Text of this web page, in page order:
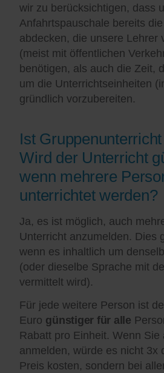
wir zu berücksichtigen, dass
Anfahrtspauschale bereits
abdecken, die unsere Lehrer
(meist mit öffentlichen
benötigen, als auch die Zeit,
um die Unterrichtseinheiten
gründlich vorzubereiten.
Ist
Wird der Unterricht
wenn mehrere
unterrichtet werden?
Ja, es ist möglich, auch
Unterricht anzumelden. Dies
wenn es inhaltlich um
(oder dieselbe Sprache mit
vermittelt wird).
Für jede weitere Person ist
Euro günstiger für alle
Rabatt pro Einheit. Wenn
anmelden, würde es nicht 3x
Preis kosten, sondern bei